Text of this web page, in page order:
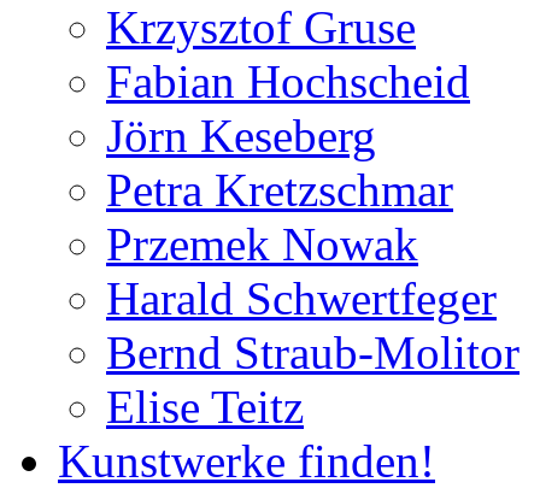
Krzysztof Gruse
Fabian Hochscheid
Jörn Keseberg
Petra Kretzschmar
Przemek Nowak
Harald Schwertfeger
Bernd Straub-Molitor
Elise Teitz
Kunstwerke finden!